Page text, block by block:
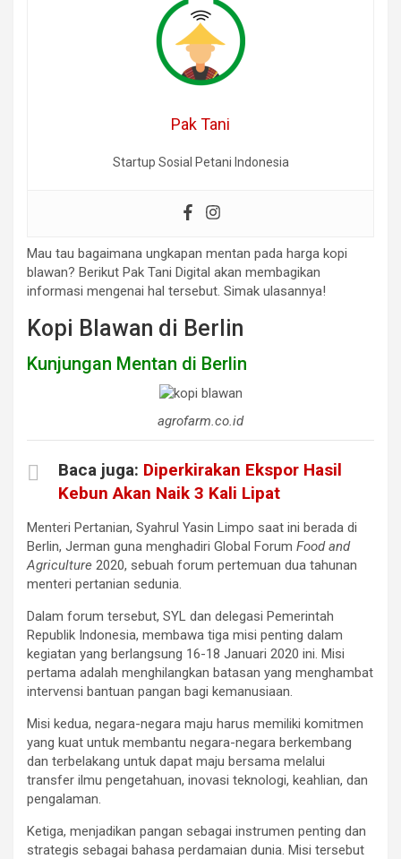
Pak Tani
Startup Sosial Petani Indonesia
Mau tau bagaimana ungkapan mentan pada harga kopi
blawan? Berikut Pak Tani Digital akan membagikan
informasi mengenai hal tersebut. Simak ulasannya!
Kopi Blawan di Berlin
Kunjungan Mentan di Berlin
agrofarm.co.id
Baca juga: Diperkirakan Ekspor Hasil
Kebun Akan Naik 3 Kali Lipat
Menteri Pertanian, Syahrul Yasin Limpo saat ini berada di
Berlin, Jerman guna menghadiri Global Forum Food and
Agriculture 2020, sebuah forum pertemuan dua tahunan
menteri pertanian sedunia.
Dalam forum tersebut, SYL dan delegasi Pemerintah
Republik Indonesia, membawa tiga misi penting dalam
kegiatan yang berlangsung 16-18 Januari 2020 ini. Misi
pertama adalah menghilangkan batasan yang menghambat
intervensi bantuan pangan bagi kemanusiaan.
Misi kedua, negara-negara maju harus memiliki komitmen
yang kuat untuk membantu negara-negara berkembang
dan terbelakang untuk dapat maju bersama melalui
transfer ilmu pengetahuan, inovasi teknologi, keahlian, dan
pengalaman.
Ketiga, menjadikan pangan sebagai instrumen penting dan
strategis sebagai bahasa perdamaian dunia. Misi tersebut